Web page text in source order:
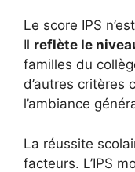
Le score IPS
Il reflète le
familles du
d’autres critères
l’ambiance
La réussite
facteurs. L’IPS